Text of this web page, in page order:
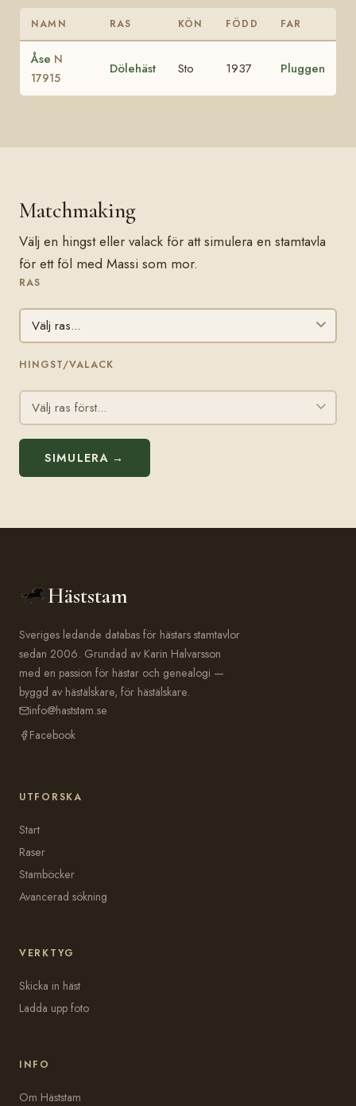
NAMN RAS KÖN FÖDD FAR
Åse N
17915
Dölehäst Sto 1937 Pluggen
Matchmaking
Välj en hingst eller valack för att simulera en stamtavla
för ett föl med Massi som mor.
RAS
HINGST/VALACK
SIMULERA →
Häststam
Sveriges ledande databas för hästars stamtavlor
sedan 2006. Grundad av Karin Halvarsson
med en passion för hästar och genealogi —
byggd av hästälskare, för hästälskare.
info@haststam.se
Facebook
UTFORSKA
Start
Raser
Stamböcker
Avancerad sökning
VERKTYG
Skicka in häst
Ladda upp foto
INFO
Om Häststam